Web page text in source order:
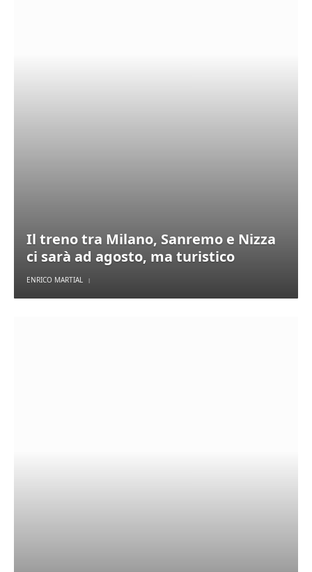
Il treno tra Milano, Sanremo e Nizza
ci sarà ad agosto, ma turistico
ENRICO MARTIAL